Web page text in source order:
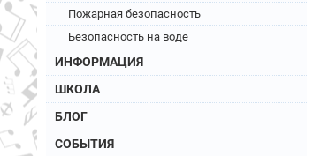
Пожарная безопасность
Безопасность на воде
ИНФОРМАЦИЯ
ШКОЛА
БЛОГ
СОБЫТИЯ